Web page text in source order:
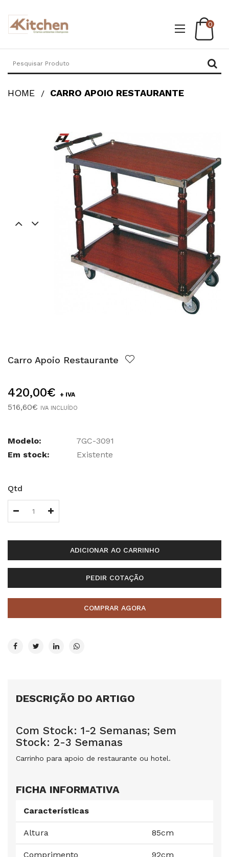
0
HOME CARRO APOIO RESTAURANTE
Carro Apoio Restaurante
420,00€ + IVA
516,60€ IVA INCLUÍDO
Modelo:
7GC-3091
Em stock:
Existente
Qtd
ADICIONAR AO CARRINHO
PEDIR COTAÇÃO
COMPRAR AGORA
DESCRIÇÃO DO ARTIGO
Com Stock: 1-2 Semanas; Sem
Stock: 2-3 Semanas
Carrinho para apoio de restaurante ou hotel.
FICHA INFORMATIVA
Características
Altura 85cm
Comprimento 92cm